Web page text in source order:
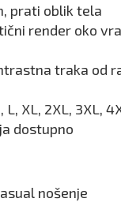
prati oblik tela
render oko
traka od
L, XL, 2XL, 3XL,
dostupno
nošenje